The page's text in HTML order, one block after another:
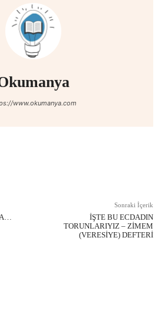
www.okumanya.com
Sonraki İçerik
İŞTE BU ECDADIN
TORUNLARIYIZ – ZIMEM
(VERESIYE) DEFTERI